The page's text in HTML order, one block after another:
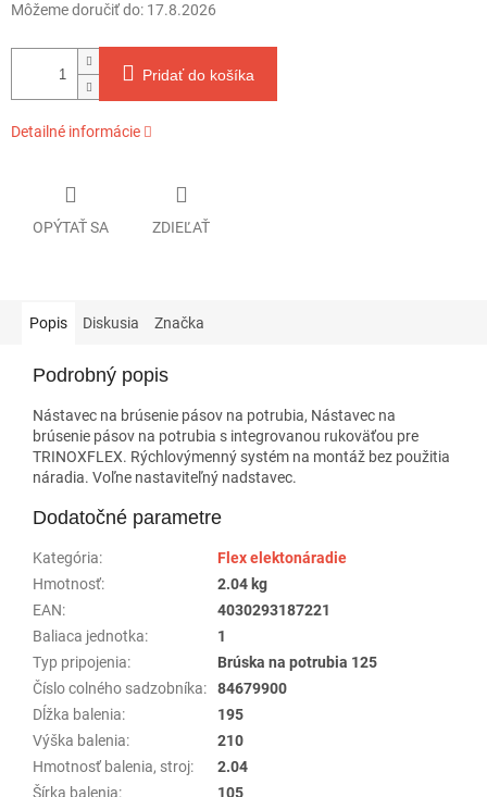
Môžeme doručiť do: 17.8.2026
Pridať do košíka
Detailné informácie
OPÝTAŤ SA ZDIEĽAŤ
Popis Diskusia Značka
Podrobný popis
Nástavec na brúsenie pásov na potrubia, Nástavec na
brúsenie pásov na potrubia s integrovanou rukoväťou pre
TRINOXFLEX. Rýchlovýmenný systém na montáž bez použitia
náradia. Voľne nastaviteľný nadstavec.
Dodatočné parametre
Kategória:
Flex elektonáradie
Hmotnosť:
2.04 kg
EAN:
4030293187221
Baliaca jednotka:
1
Typ pripojenia:
Brúska na potrubia 125
Číslo colného sadzobníka:
84679900
Dĺžka balenia:
195
Výška balenia:
210
Hmotnosť balenia, stroj:
2.04
Šírka balenia:
105